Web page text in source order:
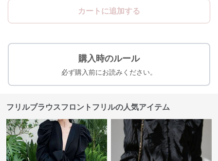
カートに追加する
購入時のルール
必ず購入前にお読みください。
フリルブラウスフロントフリルの人気アイテム